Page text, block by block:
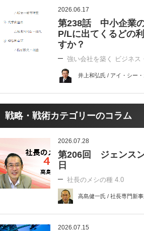
2026.06.17
第238話 中小企業の
P/Lに出てくるどの
すか？
強い会社を築く ビジネス
井上和弘氏 / アイ・シー
戦略・戦術カテゴリーのコラム
2026.07.28
第206回 ジェンス
日
社長のメシの種 4.0
高島健一氏 / 社長専門新
2026.07.15